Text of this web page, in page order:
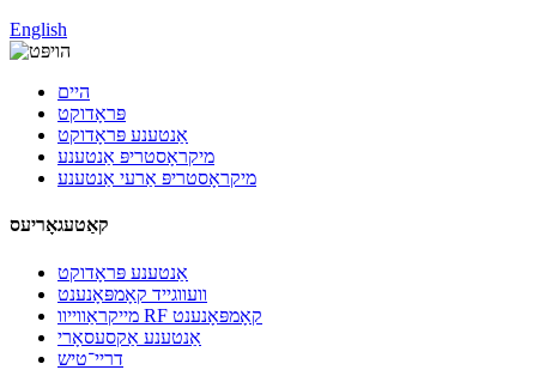
English
היים
פּראָדוקט
אַנטענע פּראָדוקט
מיקראָסטריפּ אַנטענע
מיקראָסטריפּ אַרעי אַנטענע
קאַטעגאָריעס
אַנטענע פּראָדוקט
וועווגייד קאָמפּאָנענט
מייקראַווייוו RF קאָמפּאָנענט
אַנטענע אַקסעסאָרי
דריי־טיש